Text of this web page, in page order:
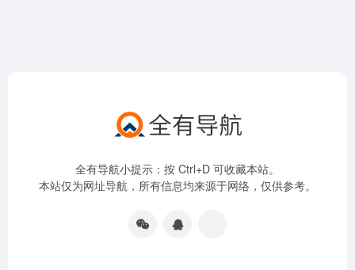
全有导航小提示：按 Ctrl+D 可收藏本站。
本站仅为网址导航，所有信息均来源于网络，仅供参考。